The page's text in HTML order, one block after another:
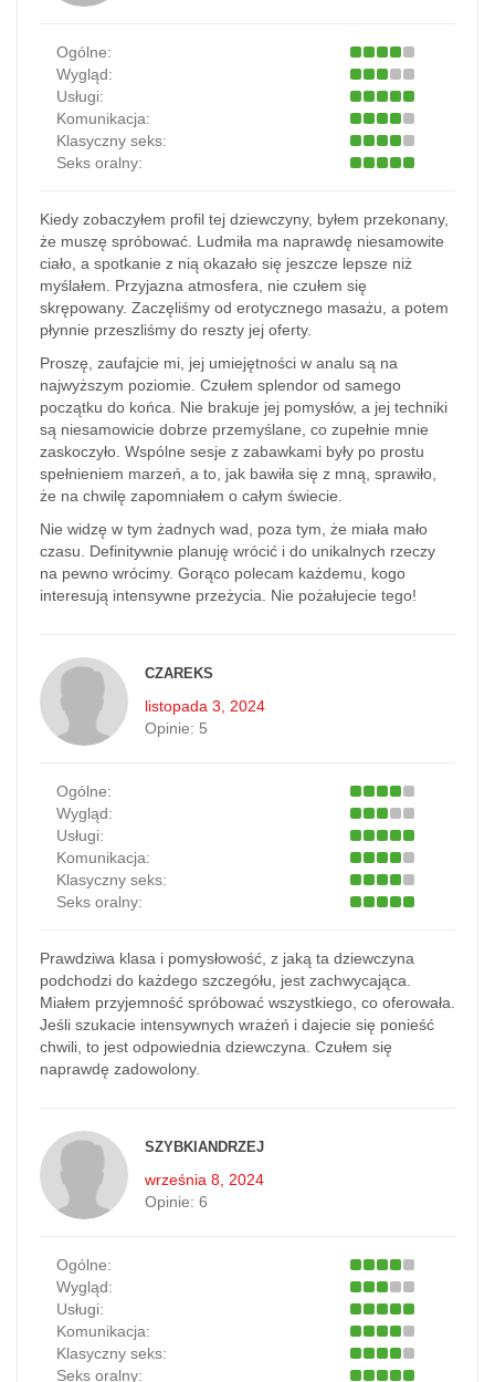
Ogólne:
Wygląd:
Usługi:
Komunikacja:
Klasyczny seks:
Seks oralny:
Kiedy zobaczyłem profil tej dziewczyny, byłem przekonany,
że muszę spróbować. Ludmiła ma naprawdę niesamowite
ciało, a spotkanie z nią okazało się jeszcze lepsze niż
myślałem. Przyjazna atmosfera, nie czułem się
skrępowany. Zaczęliśmy od erotycznego masażu, a potem
płynnie przeszliśmy do reszty jej oferty.
Proszę, zaufajcie mi, jej umiejętności w analu są na
najwyższym poziomie. Czułem splendor od samego
początku do końca. Nie brakuje jej pomysłów, a jej techniki
są niesamowicie dobrze przemyślane, co zupełnie mnie
zaskoczyło. Wspólne sesje z zabawkami były po prostu
spełnieniem marzeń, a to, jak bawiła się z mną, sprawiło,
że na chwilę zapomniałem o całym świecie.
Nie widzę w tym żadnych wad, poza tym, że miała mało
czasu. Definitywnie planuję wrócić i do unikalnych rzeczy
na pewno wrócimy. Gorąco polecam każdemu, kogo
interesują intensywne przeżycia. Nie pożałujecie tego!
CZAREKS
listopada 3, 2024
Opinie: 5
Ogólne:
Wygląd:
Usługi:
Komunikacja:
Klasyczny seks:
Seks oralny:
Prawdziwa klasa i pomysłowość, z jaką ta dziewczyna
podchodzi do każdego szczegółu, jest zachwycająca.
Miałem przyjemność spróbować wszystkiego, co oferowała.
Jeśli szukacie intensywnych wrażeń i dajecie się ponieść
chwili, to jest odpowiednia dziewczyna. Czułem się
naprawdę zadowolony.
SZYBKIANDRZEJ
września 8, 2024
Opinie: 6
Ogólne:
Wygląd:
Usługi:
Komunikacja:
Klasyczny seks:
Seks oralny: